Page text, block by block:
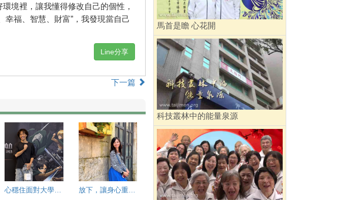
境裡，讓我懂得修改自己的個性，
福、智慧、財富”，我發現當自己
Line分享
下一篇
心穩住面對大學考試 放下，讓身心重新呼吸
馬首是瞻 心花開
科技叢林中的能量泉源